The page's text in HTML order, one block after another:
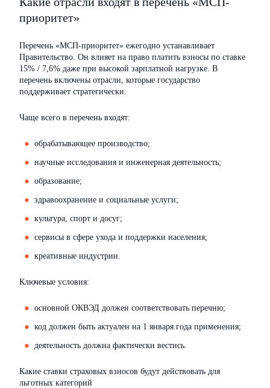
приоритет»
Перечень «МСП-приоритет» ежегодно устанавливает
Правительство. Он влияет на право платить взносы по ставке
15% / 7,6% даже при высокой зарплатной нагрузке. В
перечень включены отрасли, которые государство
поддерживает стратегически.
Чаще всего в перечень входят:
обрабатывающее производство;
научные исследования и инженерная деятельность;
образование;
здравоохранение и социальные услуги;
культура, спорт и досуг;
сервисы в сфере ухода и поддержки населения;
креативные индустрии.
Ключевые условия:
основной ОКВЭД должен соответствовать перечню;
код должен быть актуален на 1 января года применения;
деятельность должна фактически вестись.
Какие ставки страховых взносов будут действовать для
льготных категорий